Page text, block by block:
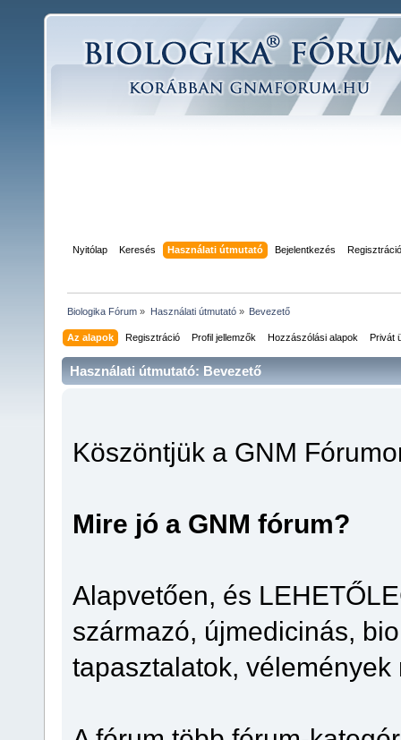
Nyitólap Keresés Használati útmutató Bejelentkezés
Biologika Fórum » Használati útmutató» Bevezető
Az alapok Regisztráció Profil jellemzők Hozzászólási alapok Privát
Használati útmutató: Bevezető
Köszöntjük a GNM
Mire jó a GNM fórum?
Alapvetően, és
származó, újmedicinás,
tapasztalatok,